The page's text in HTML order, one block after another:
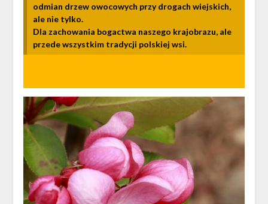
odmian drzew owocowych przy drogach wiejskich,
ale nie tylko.
Dla zachowania bogactwa naszego krajobrazu, ale
przede wszystkim tradycji polskiej wsi.